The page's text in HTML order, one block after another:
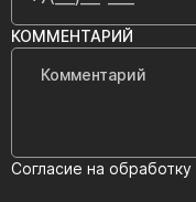
КОММЕНТАРИЙ
Согласие на обработку